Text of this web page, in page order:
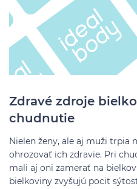
Zdravé zdroje
chudnutie
Nielen ženy, ale aj muži trpia
ohrozovať ich zdravie. Pri
mali aj oni zamerať na
bielkoviny zvyšujú pocit